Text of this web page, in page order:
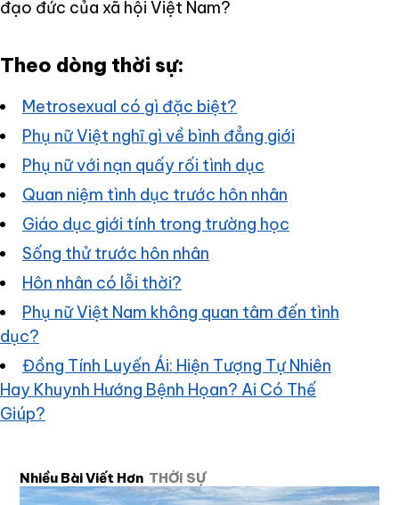
đạo đức của xã hội Việt Nam?
Theo dòng thời sự:
Metrosexual có gì đặc biệt?
Phụ nữ Việt nghĩ gì về bình đẳng giới
Phụ nữ với nạn quấy rối tình dục
Quan niệm tình dục trước hôn nhân
Giáo dục giới tính trong trường học
Sống thử trước hôn nhân
Hôn nhân có lỗi thời?
Phụ nữ Việt Nam không quan tâm đến tình
dục?
Đồng Tính Luyến Ái: Hiện Tượng Tự Nhiên
Hay Khuynh Hướng Bệnh Họan? Ai Có Thế
Giúp?
Nhiều Bài Viết Hơn THỜI SỰ